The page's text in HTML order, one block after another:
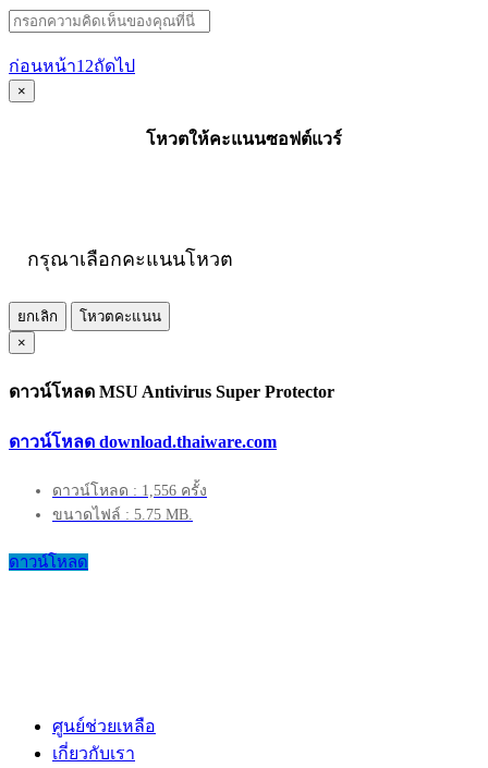
ก่อนหน้า1 2ถัดไป
×
โหวตให้คะแนนซอฟต์แวร์
กรุณาเลือกคะแนนโหวต
ยกเลิก
โหวตคะแนน
×
ดาวน์โหลด MSU Antivirus Super Protector
ดาวน์โหลด download.thaiware.com
ดาวน์โหลด : 1,556 ครั้ง
ขนาดไฟล์ : 5.75 MB.
ดาวน์โหลด
ศูนย์ช่วยเหลือ
เกี่ยวกับเรา